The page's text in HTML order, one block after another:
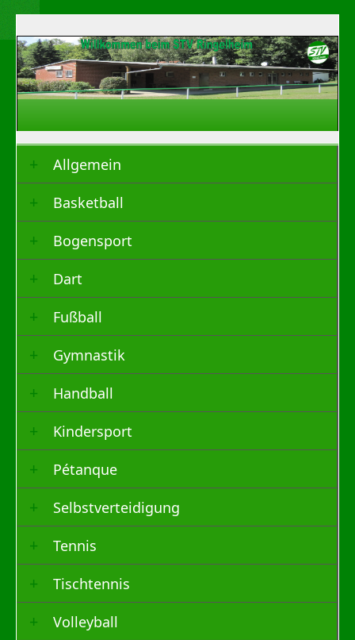
Allgemein
Basketball
Bogensport
Dart
Fußball
Gymnastik
Handball
Kindersport
Pétanque
Selbstverteidigung
Tennis
Tischtennis
Volleyball